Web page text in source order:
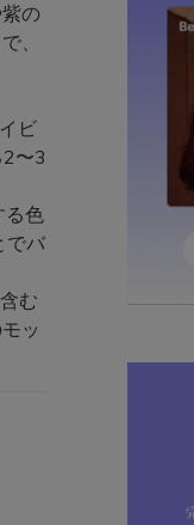
の
、
ビ
〜3
る色
でバ
む
ッ